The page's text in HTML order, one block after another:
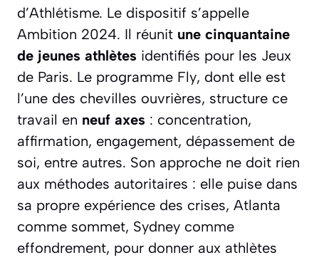
d’Athlétisme. Le dispositif s’appelle
Ambition 2024. Il réunit une cinquantaine
de jeunes athlètes identifiés pour les Jeux
de Paris. Le programme Fly, dont elle est
l’une des chevilles ouvrières, structure ce
travail en neuf axes : concentration,
affirmation, engagement, dépassement de
soi, entre autres. Son approche ne doit rien
aux méthodes autoritaires : elle puise dans
sa propre expérience des crises, Atlanta
comme sommet, Sydney comme
effondrement, pour donner aux athlètes